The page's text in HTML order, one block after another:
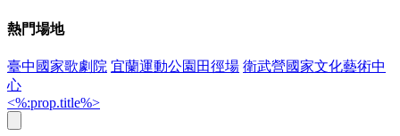
熱門場地
臺中國家歌劇院 宜蘭運動公園田徑場 衛武營國家文化藝術中
心
<%:prop.title%>